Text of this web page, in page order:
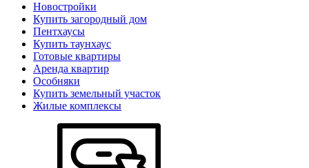
Новостройки
Купить загородный дом
Пентхаусы
Купить таунхаус
Готовые квартиры
Аренда квартир
Особняки
Купить земельный участок
Жилые комплексы